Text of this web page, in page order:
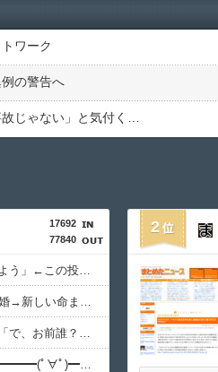
ワーク
の警告へ
じゃない」と気付く…
17692
77840
大竹しのぶ「戦争放棄の国であり続けよう」←この投稿が話題に
ミッチーこと及川光博さん、56歳で再婚→新しい命まで授かるｗｗｗｗｗ
中道改革連合、全国キャラバン開始も「で、お前誰？」状態ｗｗｗｗｗ
長友、引退撤回！FC東京と再契約ｷﾀ━━━━(ﾟ∀ﾟ)━━━━!!
2